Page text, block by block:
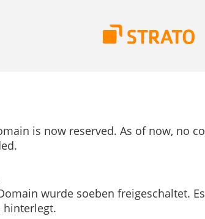
is now reserved. As of now, no
wurde soeben freigeschaltet.
hinterlegt.